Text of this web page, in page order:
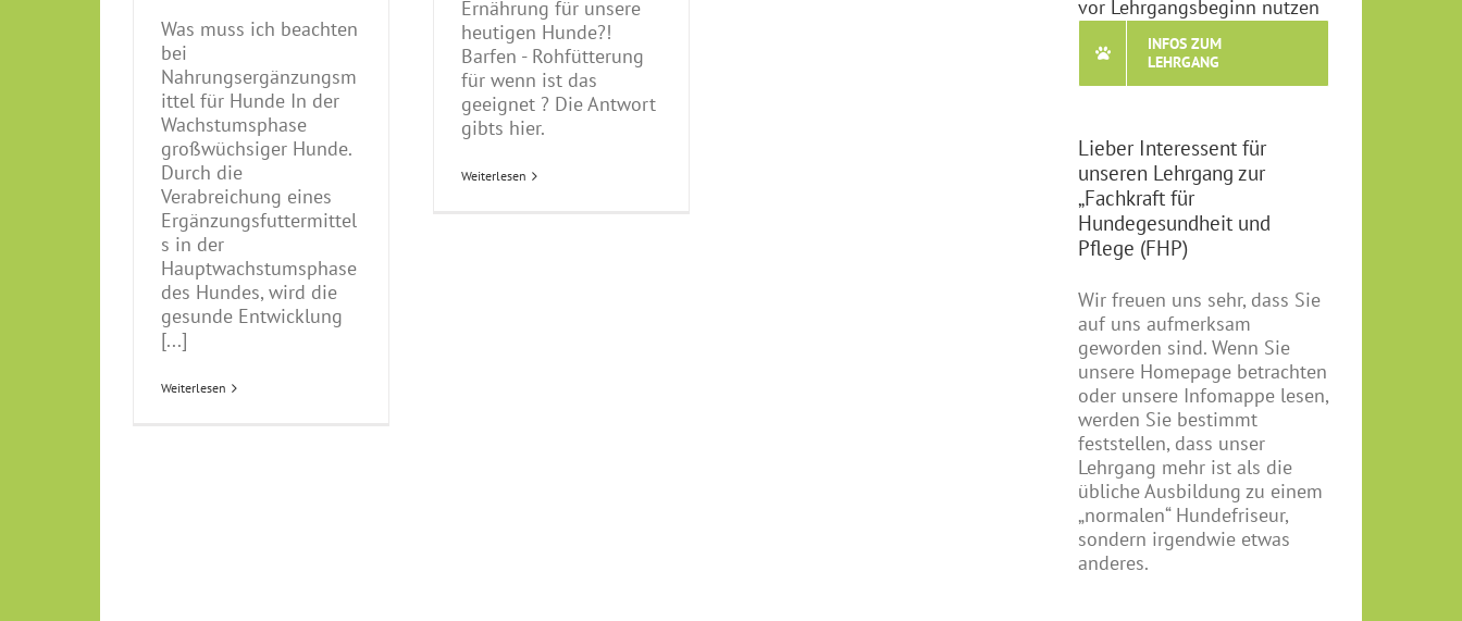
Was muss ich beachten
bei
Nahrungsergänzungsm
ittel für Hunde In der
Wachstumsphase
großwüchsiger Hunde.
Durch die
Verabreichung eines
Ergänzungsfuttermittel
s in der
Hauptwachstumsphase
des Hundes, wird die
gesunde Entwicklung
[...]
Weiterlesen
Ernährung für unsere
heutigen Hunde?!
Barfen - Rohfütterung
für wenn ist das
geeignet ? Die Antwort
gibts hier.
Weiterlesen
vor Lehrgangsbeginn nutzen
INFOS ZUM
LEHRGANG
Lieber Interessent für
unseren Lehrgang zur
„Fachkraft für
Hundegesundheit und
Pflege (FHP)
Wir freuen uns sehr, dass Sie
auf uns aufmerksam
geworden sind. Wenn Sie
unsere Homepage betrachten
oder unsere Infomappe lesen,
werden Sie bestimmt
feststellen, dass unser
Lehrgang mehr ist als die
übliche Ausbildung zu einem
„normalen“ Hundefriseur,
sondern irgendwie etwas
anderes.